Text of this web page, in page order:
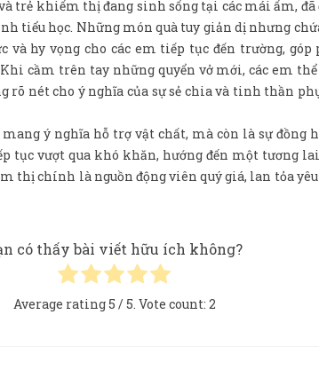
trẻ khiếm thị đang sinh sống tại các mái ấm, đã
tiểu học. Những món quà tuy giản dị nhưng
hy vọng cho các em tiếp tục đến trường, góp
cầm trên tay những quyển vở mới, các em
nét cho ý nghĩa của sự sẻ chia và tinh thần
ý nghĩa hỗ trợ vật chất, mà còn là sự đồng
tục vượt qua khó khăn, hướng đến một tương
thị chính là nguồn động viên quý giá, lan tỏa
có thấy bài viết hữu ích không?
Average rating5 / 5. Vote count: 2